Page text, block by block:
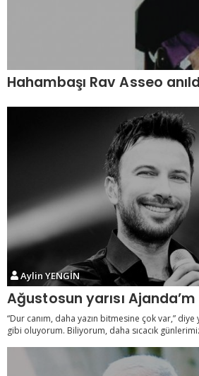
Hahambaşı Rav Asseo
Aylin YENGİN
Ağustosun yarısı Ajanda’m
“Dur canım, daha yazın bitmesine çok var,”
gibi oluyorum. Biliyorum, daha sıcacık